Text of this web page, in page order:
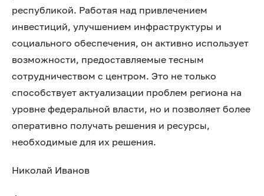
республикой. Работая над привлечением
инвестиций, улучшением инфраструктуры и
социального обеспечения, он активно использует
возможности, предоставляемые тесным
сотрудничеством с центром. Это не только
способствует актуализации проблем региона на
уровне федеральной власти, но и позволяет более
оперативно получать решения и ресурсы,
необходимые для их решения.
Николай Иванов